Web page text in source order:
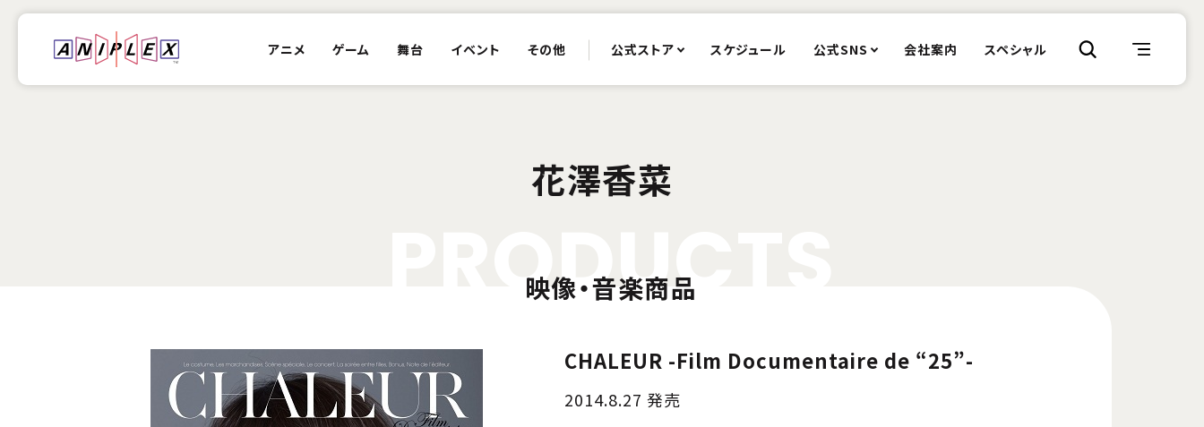
アニメ ゲーム 舞台 イベント その他 公式ストア スケジュール 公式SNS 会社案内 スペシャル
花澤香菜
ODUC
映像・音楽商品
CHALEUR -Film Documentaire de “25”-
2014.8.27 発売